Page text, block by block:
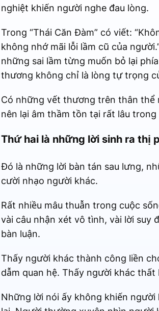
nghiệt khiến người nghe đau lòng.
Trong “Thái Căn Đàm” có viết:
không nhớ mãi lỗi lầm cũ của
những sai lầm từng muốn bỏ lại
thương không chỉ là lòng tự trọng
Có những vết thương trên thân thể
nên lại âm thầm tồn tại rất lâu
Thứ hai là những lời sinh ra thị
Đó là những lời bàn tán sau lưng,
cười nhạo người khác.
Rất nhiều mâu thuẫn trong cuộc
vài câu nhận xét vô tình, vài lời suy
bàn luận.
Thấy người khác thành công liền
dẫm quan hệ. Thấy người khác thất
Những lời nói ấy không khiến